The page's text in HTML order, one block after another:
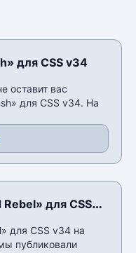
для CSS v34
оставит вас
для CSS v34. На
для CSS
для CSS v34 на
публиковали